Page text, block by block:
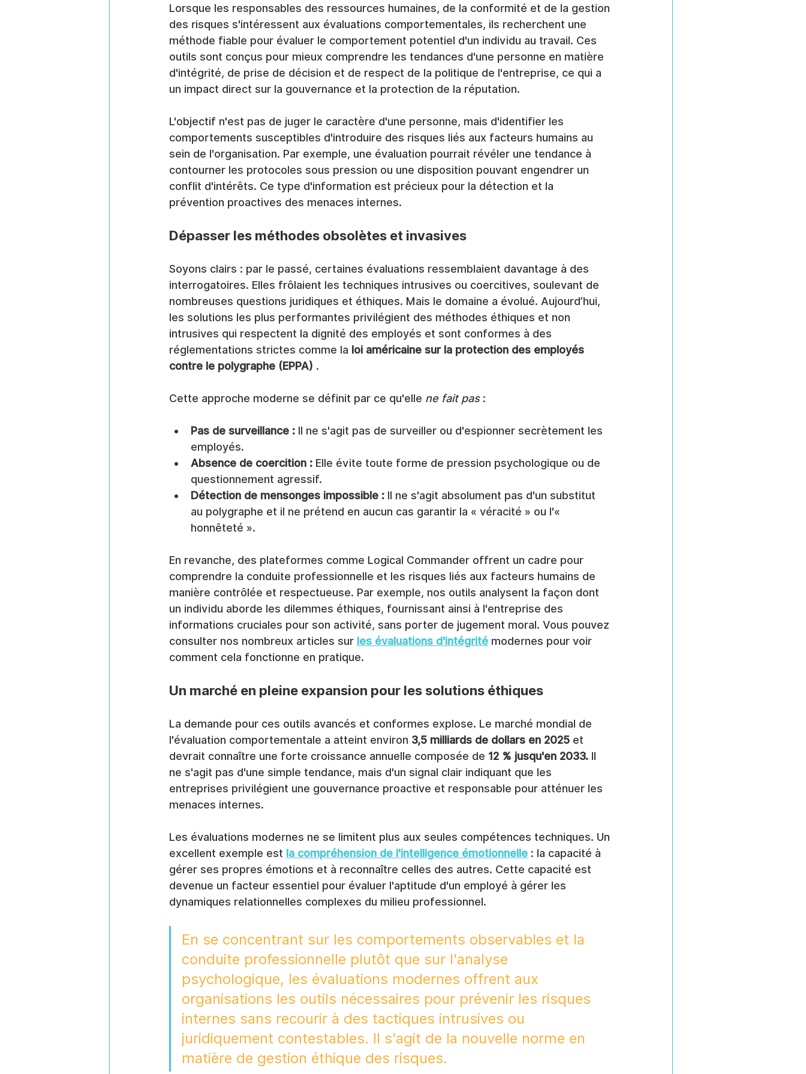
Lorsque les responsables des ressources humaines, de la conformité et de la gestion
des risques s'intéressent aux évaluations comportementales, ils recherchent une
méthode fiable pour évaluer le comportement potentiel d'un individu au travail. Ces
outils sont conçus pour mieux comprendre les tendances d'une personne en matière
d'intégrité, de prise de décision et de respect de la politique de l'entreprise, ce qui a
un impact direct sur la gouvernance et la protection de la réputation.
L'objectif n'est pas de juger le caractère d'une personne, mais d'identifier les
comportements susceptibles d'introduire des risques liés aux facteurs humains au
sein de l'organisation. Par exemple, une évaluation pourrait révéler une tendance à
contourner les protocoles sous pression ou une disposition pouvant engendrer un
conflit d'intérêts. Ce type d'information est précieux pour la détection et la
prévention proactives des menaces internes.
Dépasser les méthodes obsolètes et invasives
Soyons clairs : par le passé, certaines évaluations ressemblaient davantage à des
interrogatoires. Elles frôlaient les techniques intrusives ou coercitives, soulevant de
nombreuses questions juridiques et éthiques. Mais le domaine a évolué. Aujourd’hui,
les solutions les plus performantes privilégient des méthodes éthiques et non
intrusives qui respectent la dignité des employés et sont conformes à des
réglementations strictes comme la loi américaine sur la protection des employés
contre le polygraphe (EPPA) .
Cette approche moderne se définit par ce qu'elle ne fait pas :
Pas de surveillance : Il ne s'agit pas de surveiller ou d'espionner secrètement les
employés.
Absence de coercition : Elle évite toute forme de pression psychologique ou de
questionnement agressif.
Détection de mensonges impossible : Il ne s'agit absolument pas d'un substitut
au polygraphe et il ne prétend en aucun cas garantir la « véracité » ou l'«
honnêteté ».
En revanche, des plateformes comme Logical Commander offrent un cadre pour
comprendre la conduite professionnelle et les risques liés aux facteurs humains de
manière contrôlée et respectueuse. Par exemple, nos outils analysent la façon dont
un individu aborde les dilemmes éthiques, fournissant ainsi à l'entreprise des
informations cruciales pour son activité, sans porter de jugement moral. Vous pouvez
consulter nos nombreux articles sur les évaluations d'intégrité modernes pour voir
comment cela fonctionne en pratique.
Un marché en pleine expansion pour les solutions éthiques
La demande pour ces outils avancés et conformes explose. Le marché mondial de
l'évaluation comportementale a atteint environ 3,5 milliards de dollars en 2025 et
devrait connaître une forte croissance annuelle composée de 12 % jusqu'en 2033. Il
ne s'agit pas d'une simple tendance, mais d'un signal clair indiquant que les
entreprises privilégient une gouvernance proactive et responsable pour atténuer les
menaces internes.
Les évaluations modernes ne se limitent plus aux seules compétences techniques. Un
excellent exemple est la compréhension de l'intelligence émotionnelle : la capacité à
gérer ses propres émotions et à reconnaître celles des autres. Cette capacité est
devenue un facteur essentiel pour évaluer l'aptitude d'un employé à gérer les
dynamiques relationnelles complexes du milieu professionnel.
En se concentrant sur les comportements observables et la
conduite professionnelle plutôt que sur l'analyse
psychologique, les évaluations modernes offrent aux
organisations les outils nécessaires pour prévenir les risques
internes sans recourir à des tactiques intrusives ou
juridiquement contestables. Il s'agit de la nouvelle norme en
matière de gestion éthique des risques.